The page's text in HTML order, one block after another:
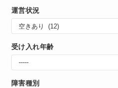
運営状況
受け入れ年齢
障害種別